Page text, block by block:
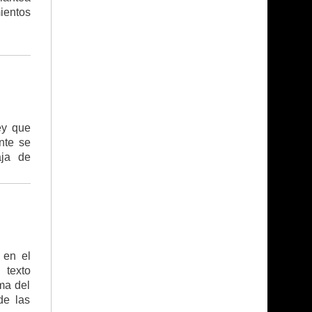
que
se
de
el
texto
del
las